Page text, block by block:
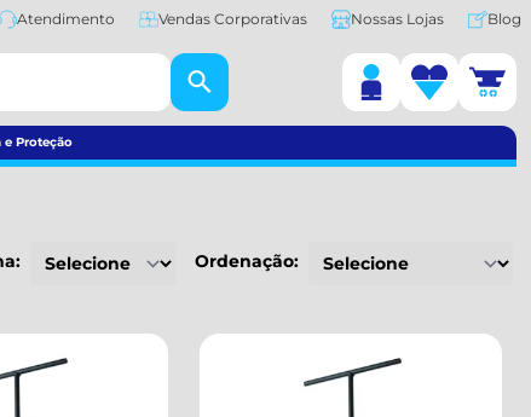
Atendimento Vendas Corporativas Nossas Lojas Blog
e Proteção
Ordenação: